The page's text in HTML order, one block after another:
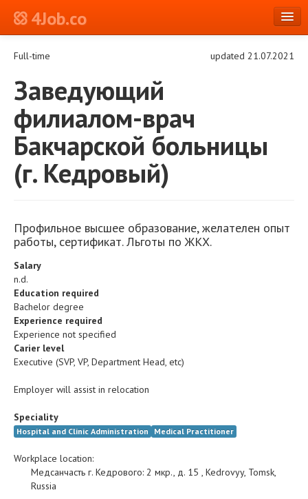
4Job.co
Full-time updated 21.07.2021
Заведующий
филиалом-врач
Бакчарской больницы
(г. Кедровый)
Профильное высшее образование, желателен опыт
работы, сертификат. Льготы по ЖКХ.
Salary
n.d.
Education required
Bachelor degree
Experience required
Experience not specified
Carier level
Executive (SVP, VP, Department Head, etc)
Employer will assist in relocation
Speciality
Hospital and Clinic Administration Medical Practitioner
Workplace location:
Медсанчасть г. Кедрового: 2 мкр., д. 15 , Kedrovyy, Tomsk,
Russia